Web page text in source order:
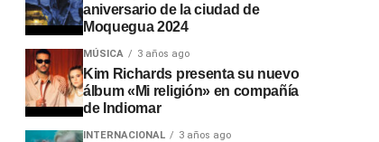
aniversario de la ciudad de
Moquegua 2024
MÚSICA 3 años ago
Kim Richards presenta su nuevo
álbum «Mi religión» en compañía
de Indiomar
INTERNACIONAL 3 años ago